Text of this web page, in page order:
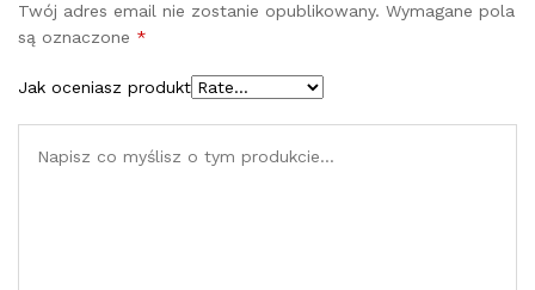
Twój adres email nie zostanie opublikowany. Wymagane pola
są oznaczone *
Jak oceniasz produkt